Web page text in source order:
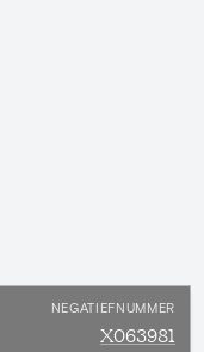
NEGATIEFNUMMER
X063981